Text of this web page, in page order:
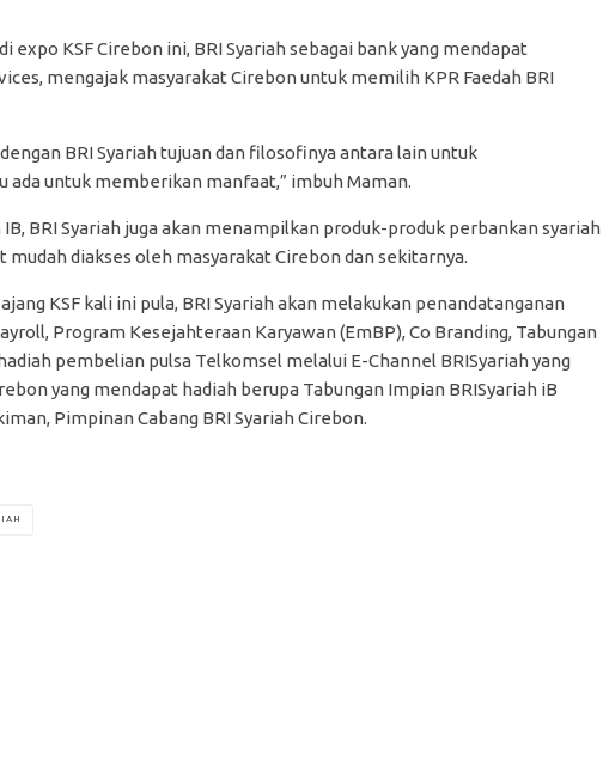
KSF Cirebon ini, BRI Syariah sebagai bank yang mendapat
mengajak masyarakat Cirebon untuk memilih KPR Faedah BRI
BRI Syariah tujuan dan filosofinya antara lain untuk
ada untuk memberikan manfaat,” imbuh Maman.
IB, BRI Syariah juga akan menampilkan produk-produk perbankan syariah
mudah diakses oleh masyarakat Cirebon dan sekitarnya.
KSF kali ini pula, BRI Syariah akan melakukan penandatanganan
Program Kesejahteraan Karyawan (EmBP), Co Branding, Tabungan
pembelian pulsa Telkomsel melalui E-Channel BRISyariah yang
yang mendapat hadiah berupa Tabungan Impian BRISyariah iB
Pimpinan Cabang BRI Syariah Cirebon.